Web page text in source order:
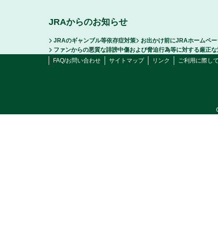
JRAからのお知らせ
JRAのギャンブル等依存症対策
お出かけ前にJRAホームペ
ファンからの悪質な誹謗中傷および脅迫行為等に対する厳正
FAQ/お問い合わせ
サイトマップ リンク ご利用に際し